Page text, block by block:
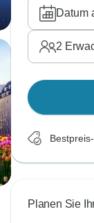
Datum
2
Planen Sie